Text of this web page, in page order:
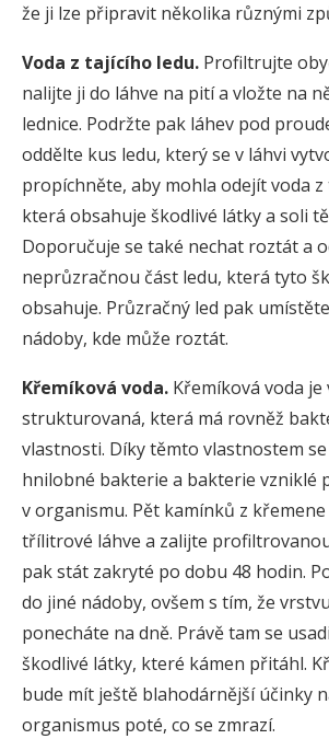
že ji lze připravit několika různými
Voda z tajícího ledu. Profiltrujte
nalijte ji do láhve na pití a vložte na
lednice. Podržte pak láhev pod
oddělte kus ledu, který se v láhvi
propíchněte, aby mohla odejít voda z
která obsahuje škodlivé látky a soli
Doporučuje se také nechat roztát a
neprůzračnou část ledu, která tyto
obsahuje. Průzračný led pak
nádoby, kde může roztát.
Křemíková voda. Křemíková voda je
strukturovaná, která má rovněž
vlastnosti. Díky těmto vlastnostem
hnilobné bakterie a bakterie vzniklé
v organismu. Pět kamínků z
třílitrové láhve a zalijte
pak stát zakryté po dobu 48 hodin.
do jiné nádoby, ovšem s tím, že
ponecháte na dně. Právě tam se
škodlivé látky, které kámen přitáhl.
bude mít ještě blahodárnější účinky
organismus poté, co se zmrazí.